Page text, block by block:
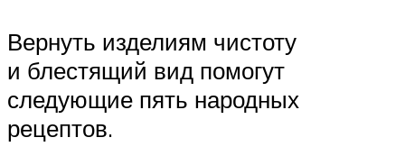
Вернуть изделиям чистоту
и блестящий вид помогут
следующие пять народных
рецептов.